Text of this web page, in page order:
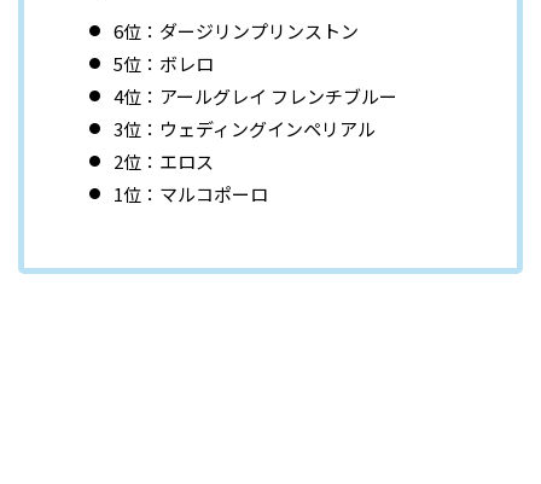
6位：ダージリンプリンストン
5位：ボレロ
4位：アールグレイ フレンチブルー
3位：ウェディングインペリアル
2位：エロス
1位：マルコポーロ